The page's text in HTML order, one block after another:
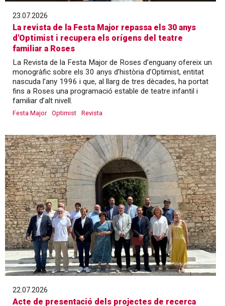
23.07.2026
La revista de la Festa Major repassa els 30 anys
d'Optimist i recupera els orígens del teatre
familiar a Roses
La Revista de la Festa Major de Roses d’enguany ofereix un
monogràfic sobre els 30 anys d’història d’Optimist, entitat
nascuda l’any 1996 i que, al llarg de tres dècades, ha portat
fins a Roses una programació estable de teatre infantil i
familiar d’alt nivell.
Festa Major Optimist Revista
22.07.2026
Acte de presentació dels projectes de recerca